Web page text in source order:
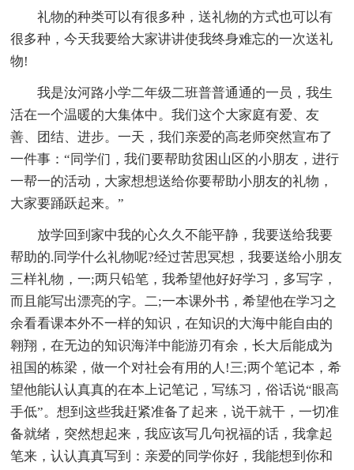
礼物的种类可以有很多种，送礼物的方式也可以有
很多种，今天我要给大家讲讲使我终身难忘的一次送礼
物!
我是汝河路小学二年级二班普普通通的一员，我生
活在一个温暖的大集体中。我们这个大家庭有爱、友
善、团结、进步。一天，我们亲爱的高老师突然宣布了
一件事：“同学们，我们要帮助贫困山区的小朋友，进行
一帮一的活动，大家想想送给你要帮助小朋友的礼物，
大家要踊跃起来。”
放学回到家中我的心久久不能平静，我要送给我要
帮助的.同学什么礼物呢?经过苦思冥想，我要送给小朋友
三样礼物，一;两只铅笔，我希望他好好学习，多写字，
而且能写出漂亮的字。二;一本课外书，希望他在学习之
余看看课本外不一样的知识，在知识的大海中能自由的
翱翔，在无边的知识海洋中能游刃有余，长大后能成为
祖国的栋梁，做一个对社会有用的人!三;两个笔记本，希
望他能认认真真的在本上记笔记，写练习，俗话说“眼高
手低”。想到这些我赶紧准备了起来，说干就干，一切准
备就绪，突然想起来，我应该写几句祝福的话，我拿起
笔来，认认真真写到：亲爱的同学你好，我能想到你和